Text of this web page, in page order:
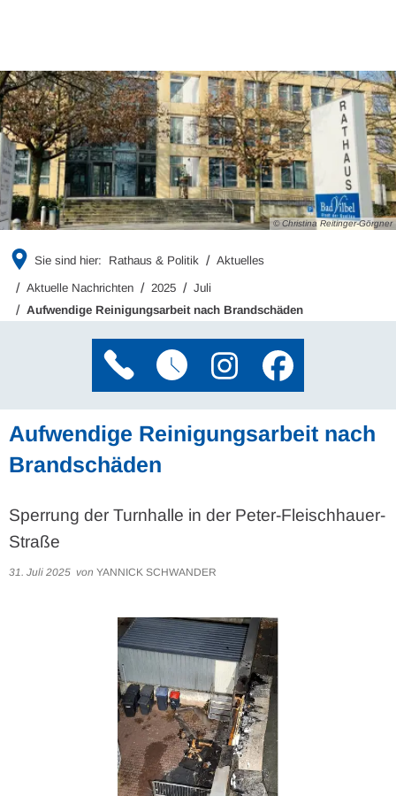
© Christina Reitinger-Görgner
Sie sind hier: Rathaus & Politik Aktuelles
Aktuelle Nachrichten 2025
Juli
Aufwendige Reinigungsarbeit nach Brandschäden
Aufwendige Reinigungsarbeit nach
Brandschäden
Sperrung der Turnhalle in der Peter-Fleischhauer-
Straße
31. Juli 2025 von YANNICK SCHWANDER